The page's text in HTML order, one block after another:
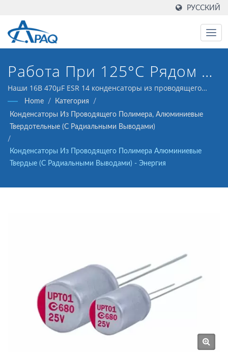
РУССКИЙ
Работа При 125°C Рядом С
Трансформаторами, 2000
Часов При 125°C Для
Горячих Зон Силовых
Модулей
Наши 16В 470μF ESR 14 конденсаторы из проводящего
полимера алюминия (радиальные выводы) разработаны
для удовлетворения потребностей DC-DC
преобразователей, регуляторов напряжения и
декуплирующих приложений.
Home / Категория
/
Конденсаторы Из Проводящего Полимера, Алюминиевые
Твердотельные (с Радиальными Выводами)
/
Конденсаторы Из Проводящего Полимера Алюминиевые
Твердые (с Радиальными Выводами) - Энергия